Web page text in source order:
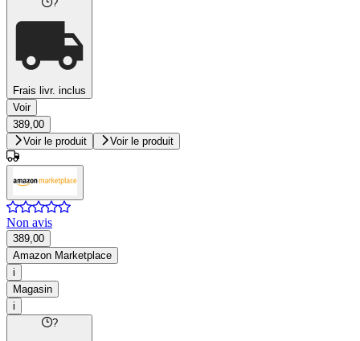
?
Frais livr. inclus
Voir
389,00
Voir le produit
Voir le produit
Non avis
389,00
Amazon Marketplace
i
Magasin
i
?